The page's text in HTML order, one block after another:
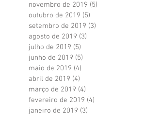
novembro de 2019 (5)
outubro de 2019 (5)
setembro de 2019 (3)
agosto de 2019 (3)
julho de 2019 (5)
junho de 2019 (5)
maio de 2019 (4)
abril de 2019 (4)
março de 2019 (4)
fevereiro de 2019 (4)
janeiro de 2019 (3)